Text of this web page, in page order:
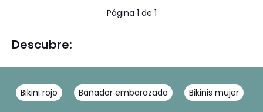
Página 1 de 1
Descubre:
Bikini rojo Bañador embarazada Bikinis mujer